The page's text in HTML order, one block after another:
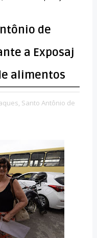
de
a Exposaj
alimentos
Santo Antônio de